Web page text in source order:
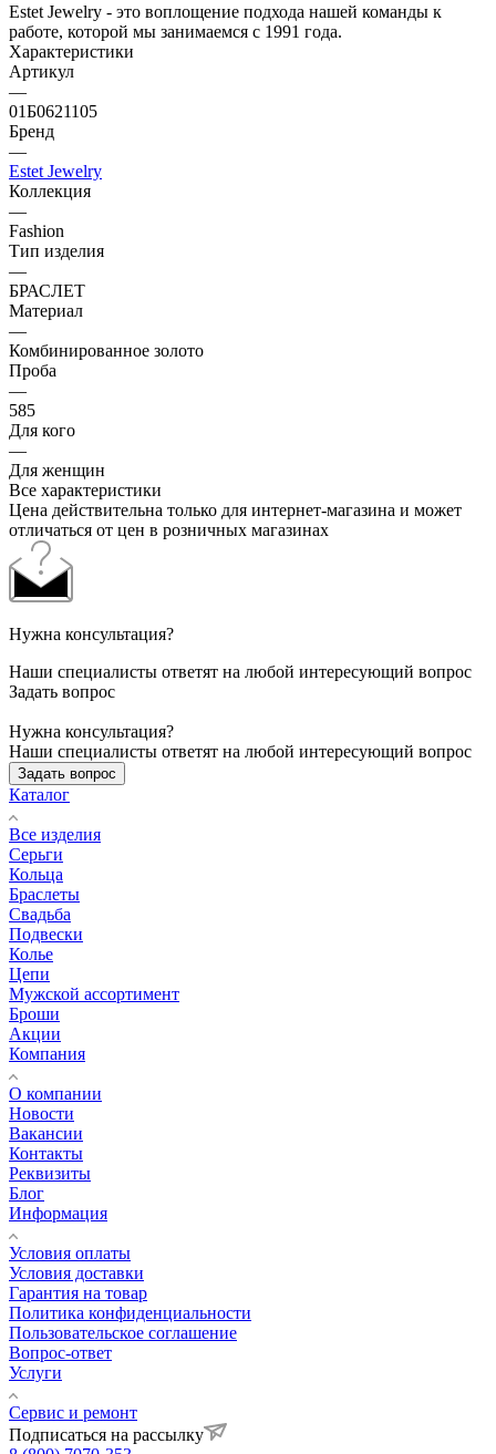
Estet Jewelry - это воплощение подхода нашей команды к
работе, которой мы занимаемся с 1991 года.
Характеристики
Артикул
—
01Б0621105
Бренд
—
Estet Jewelry
Коллекция
—
Fashion
Тип изделия
—
БРАСЛЕТ
Материал
—
Комбинированное золото
Проба
—
585
Для кого
—
Для женщин
Все характеристики
Цена действительна только для интернет-магазина и может
отличаться от цен в розничных магазинах
Нужна консультация?
Наши специалисты ответят на любой интересующий вопрос
Задать вопрос
Нужна консультация?
Наши специалисты ответят на любой интересующий вопрос
Задать вопрос
Каталог
Все изделия
Серьги
Кольца
Браслеты
Свадьба
Подвески
Колье
Цепи
Мужской ассортимент
Броши
Акции
Компания
О компании
Новости
Вакансии
Контакты
Реквизиты
Блог
Информация
Условия оплаты
Условия доставки
Гарантия на товар
Политика конфиденциальности
Пользовательское соглашение
Вопрос-ответ
Услуги
Сервис и ремонт
Подписаться на рассылку